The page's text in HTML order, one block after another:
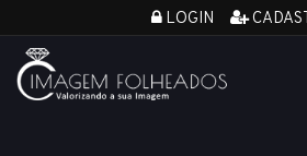
LOGIN